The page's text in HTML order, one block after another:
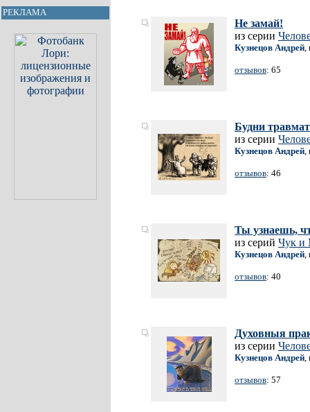
РЕКЛАМА
Не замай!
из серии
Кузнецов Андрей,
отзывов: 65
Будни
из серии
Кузнецов Андрей,
отзывов: 46
Ты узнаешь,
из серий Чук и
Кузнецов Андрей,
отзывов: 40
Духовныя
из серии
Кузнецов Андрей,
отзывов: 57